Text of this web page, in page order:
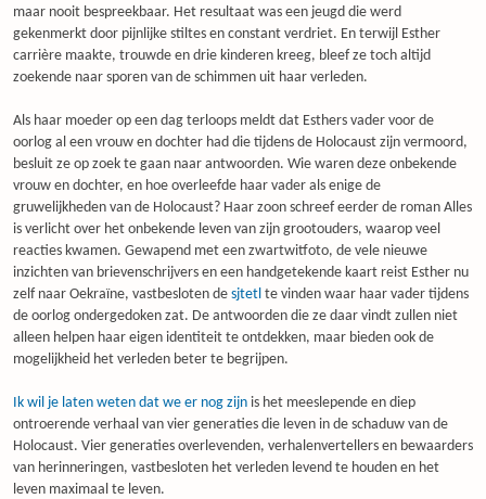
maar nooit bespreekbaar. Het resultaat was een jeugd die werd
gekenmerkt door pijnlijke stiltes en constant verdriet. En terwijl Esther
carrière maakte, trouwde en drie kinderen kreeg, bleef ze toch altijd
zoekende naar sporen van de schimmen uit haar verleden.
Als haar moeder op een dag terloops meldt dat Esthers vader voor de
oorlog al een vrouw en dochter had die tijdens de Holocaust zijn vermoord,
besluit ze op zoek te gaan naar antwoorden. Wie waren deze onbekende
vrouw en dochter, en hoe overleefde haar vader als enige de
gruwelijkheden van de Holocaust? Haar zoon schreef eerder de roman Alles
is verlicht over het onbekende leven van zijn grootouders, waarop veel
reacties kwamen. Gewapend met een zwartwitfoto, de vele nieuwe
inzichten van brievenschrijvers en een handgetekende kaart reist Esther nu
zelf naar Oekraïne, vastbesloten de sjtetl te vinden waar haar vader tijdens
de oorlog ondergedoken zat. De antwoorden die ze daar vindt zullen niet
alleen helpen haar eigen identiteit te ontdekken, maar bieden ook de
mogelijkheid het verleden beter te begrijpen.
Ik wil je laten weten dat we er nog zijn is het meeslepende en diep
ontroerende verhaal van vier generaties die leven in de schaduw van de
Holocaust. Vier generaties overlevenden, verhalenvertellers en bewaarders
van herinneringen, vastbesloten het verleden levend te houden en het
leven maximaal te leven.